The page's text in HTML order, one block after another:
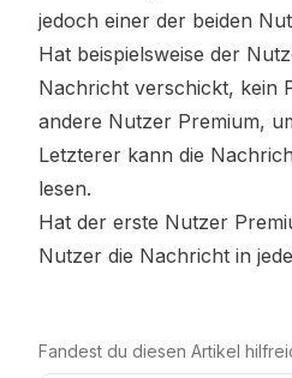
jedoch einer der beiden
Hat beispielsweise der
Nachricht verschickt, kein
andere Nutzer Premium,
Letzterer kann die
lesen.
Hat der erste Nutzer
Nutzer die Nachricht in
Fandest du diesen Artikel